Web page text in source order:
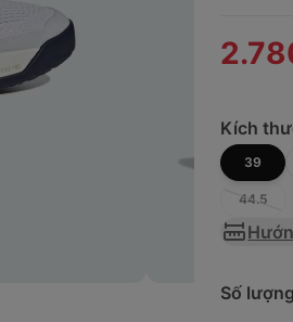
Kích
39
44.5
Số lượng